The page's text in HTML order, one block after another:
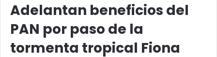
Adelantan beneficios del
PAN por paso de la
tormenta tropical Fiona